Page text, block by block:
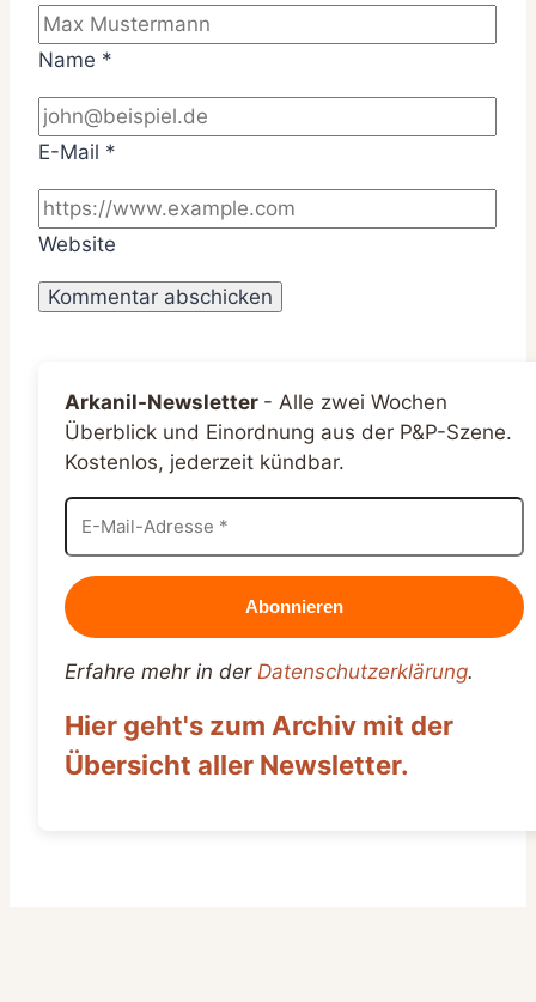
Name *
E-Mail *
Website
Arkanil-Newsletter - Alle zwei Wochen
Überblick und Einordnung aus der P&P-Szene.
Kostenlos, jederzeit kündbar.
Erfahre mehr in der Datenschutzerklärung.
Hier geht's zum Archiv mit der
Übersicht aller Newsletter.